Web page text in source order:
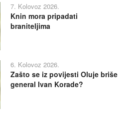
7. Kolovoz 2026.
Knin mora pripadati
braniteljima
6. Kolovoz 2026.
Zašto se iz povijesti Oluje briše
general Ivan Korade?